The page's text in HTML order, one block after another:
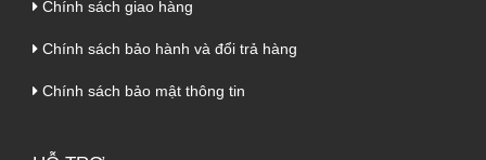
- Độ cứng chắc, bền bỉ của sản phẩm được
đánh giá cao, có thể dùng từ 25 đến 50 năm.
Chính sách giao hàng
Chính sách bảo hành và đổi trả hàng
Chính sách bảo mật thông tin